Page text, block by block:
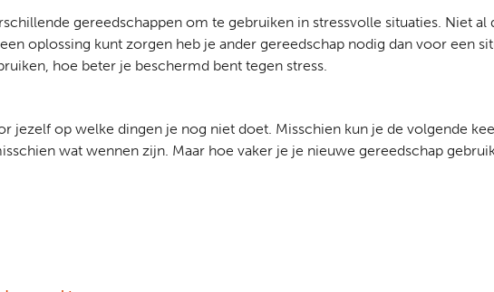
gereedschappen om te gebruiken in stressvolle situaties. Niet
oplossing kunt zorgen heb je ander gereedschap nodig dan voor een
hoe beter je beschermd bent tegen stress.
jezelf op welke dingen je nog niet doet. Misschien kun je de volgende
wat wennen zijn. Maar hoe vaker je je nieuwe gereedschap